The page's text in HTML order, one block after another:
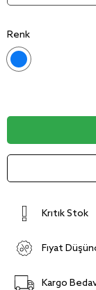
Renk
Kritik Stok
Fiyat
Kargo